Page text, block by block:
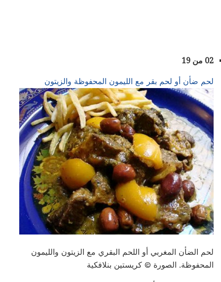
02 من 19
لحم ضأن أو لحم بقر مع الليمون المحفوظة والزيتون
لحم الضأن المغربي أو اللحم البقري مع الزيتون والليمون
المحفوظة. الصورة © كريستين بنلافكية